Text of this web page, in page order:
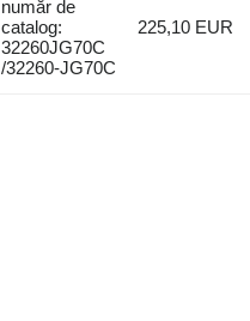
număr de
catalog:
32260JG70C
/32260-JG70C
225,10 EUR